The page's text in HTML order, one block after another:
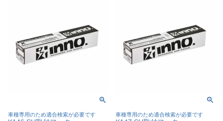
車種専用のため適合検索が必要です 車種専用のため適合検索が必要です